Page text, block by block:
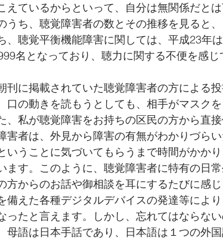
えているからといって、自分は無関係だと
うち、聴覚障害者の数とその推移を見ると
、聴覚平衡機能障害に関しては、平成23年
名となっており、聴力に関する不便を感
に掲載されていた聴覚障害者の方による
口の動きを読もうとしても、相手がマスク
、私が聴覚障害をお持ちの区民の方から直
害者は、外見から障害の有無がわかりづら
いうことに気づいてもらうまで時間がかか
ます。このように、聴覚障害者に特有の日
方からのお話や御相談を耳にするたびに感
えた各種デジタルデバイスの発達等によ
ったと言えます。しかし、忘れてはならな
母語は日本手話であり、日本語は１つの外